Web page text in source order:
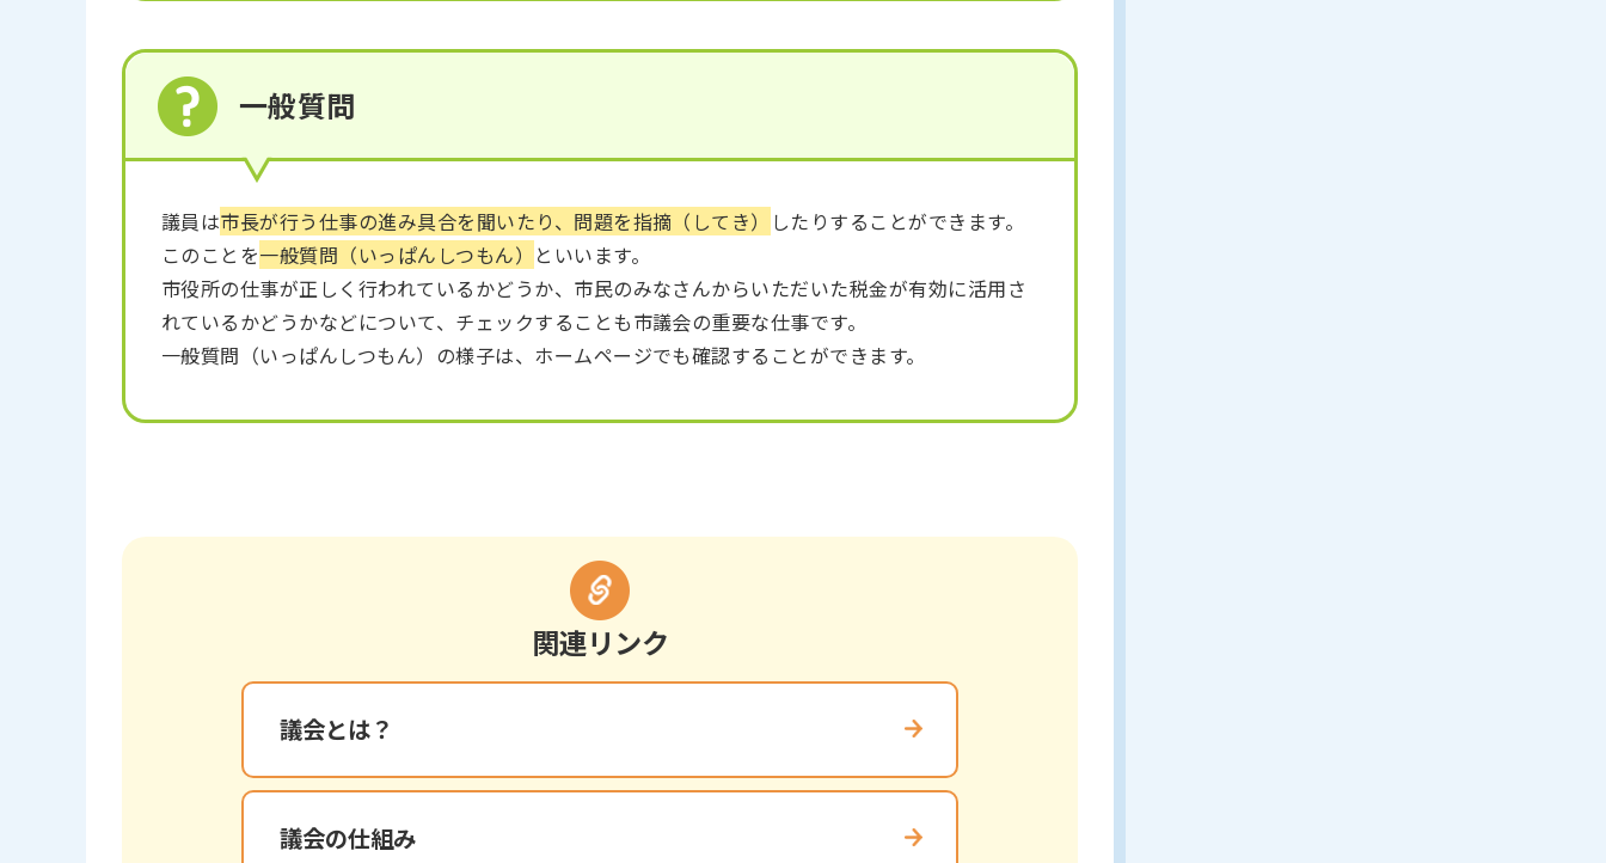
一般質問
議員は市長が行う仕事の進み具合を聞いたり、問題を指摘（してき）
したりすることができます。
このことを一般質問（いっぱんしつもん） といいます。
市役所の仕事が正しく行われているかどうか、市民のみなさんからいただいた税金が有効に活用さ
れているかどうかなどについて、チェックすることも市議会の重要な仕事です。
一般質問（いっぱんしつもん）の様子は、ホームページでも確認することができます。
関連リンク
議会とは？
議会の仕組み